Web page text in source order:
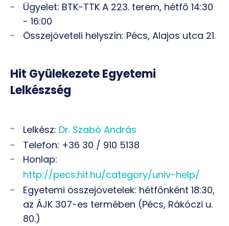
Ügyelet: BTK-TTK A 223. terem, hétfő 14:30
- 16:00
Összejöveteli helyszín: Pécs, Alajos utca 21.
Hit Gyülekezete Egyetemi
Lelkészség
Lelkész: Dr. Szabó András
Telefon: +36 30 / 910 5138
Honlap:
http://pecs.hit.hu/category/univ-help/
Egyetemi összejövetelek: hétfőnként 18:30,
az ÁJK 307-es termében (Pécs, Rákóczi u.
80.)